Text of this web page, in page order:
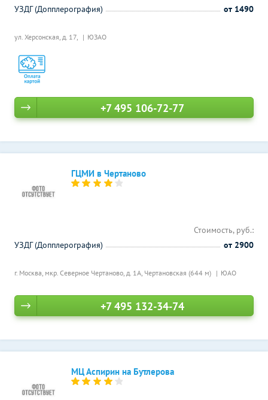
ул. Херсонская, д. 17, ЮЗАО
УЗДГ (Допплерография)
от 1490
+7 495 106-72-77
ГЦМИ в Чертаново
г. Москва, мкр. Северное Чертаново, д. 1А, Чертановская (644 м) ЮАО
Стоимость, руб.:
УЗДГ (Допплерография)
от 2900
+7 495 132-34-74
МЦ Аспирин на Бутлерова